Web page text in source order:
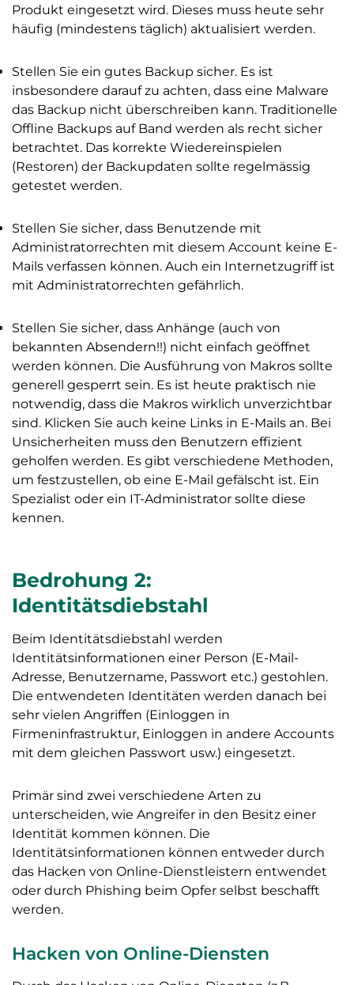
Produkt eingesetzt wird. Dieses muss heute sehr
häufig (mindestens täglich) aktualisiert werden.
Stellen Sie ein gutes Backup sicher. Es ist
insbesondere darauf zu achten, dass eine Malware
das Backup nicht überschreiben kann. Traditionelle
Offline Backups auf Band werden als recht sicher
betrachtet. Das korrekte Wiedereinspielen
(Restoren) der Backupdaten sollte regelmässig
getestet werden.
Stellen Sie sicher, dass Benutzende mit
Administratorrechten mit diesem Account keine E-
Mails verfassen können. Auch ein Internetzugriff ist
mit Administratorrechten gefährlich.
Stellen Sie sicher, dass Anhänge (auch von
bekannten Absendern!!) nicht einfach geöffnet
werden können. Die Ausführung von Makros sollte
generell gesperrt sein. Es ist heute praktisch nie
notwendig, dass die Makros wirklich unverzichtbar
sind. Klicken Sie auch keine Links in E-Mails an. Bei
Unsicherheiten muss den Benutzern effizient
geholfen werden. Es gibt verschiedene Methoden,
um festzustellen, ob eine E-Mail gefälscht ist. Ein
Spezialist oder ein IT-Administrator sollte diese
kennen.
Bedrohung 2:
Identitätsdiebstahl
Beim Identitätsdiebstahl werden
Identitätsinformationen einer Person (E-Mail-
Adresse, Benutzername, Passwort etc.) gestohlen.
Die entwendeten Identitäten werden danach bei
sehr vielen Angriffen (Einloggen in
Firmeninfrastruktur, Einloggen in andere Accounts
mit dem gleichen Passwort usw.) eingesetzt.
Primär sind zwei verschiedene Arten zu
unterscheiden, wie Angreifer in den Besitz einer
Identität kommen können. Die
Identitätsinformationen können entweder durch
das Hacken von Online-Dienstleistern entwendet
oder durch Phishing beim Opfer selbst beschafft
werden.
Hacken von Online-Diensten